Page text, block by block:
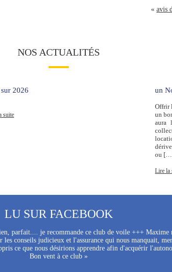
« avis
NOS ACTUALITÉS
2026
suite
un
Offrir
un
aura
ou
Lire la
LU SUR FACEBOOK
parfait.... je recommande ce club de voile +++ Maxime
les conseils judicieux et l'assurance qui nous manquait,
ce que nous désirions apprendre afin d'acquérir
Bon vent à ce club »